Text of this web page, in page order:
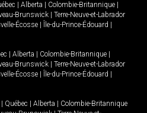
Alberta Colombie-Britannique
Brunswick
Terre-Neuve-et-Labrador
Écosse Île-du-Prince-Édouard
Alberta Colombie-Britannique
Brunswick
Terre-Neuve-et-Labrador
Écosse Île-du-Prince-Édouard
Québec Alberta
Colombie-Britannique